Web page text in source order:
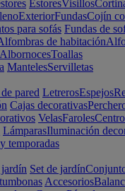
EstoresVisillos
ExteriorFundasCojín
para sofás Fundas de
de habitación
AlbornocesToallas
MantelesServilletas
pared LetrerosEspejos
Cajas decorativas
VelasFaroles
LámparasIluminación
temporadas
Set de jardín
Accesorios